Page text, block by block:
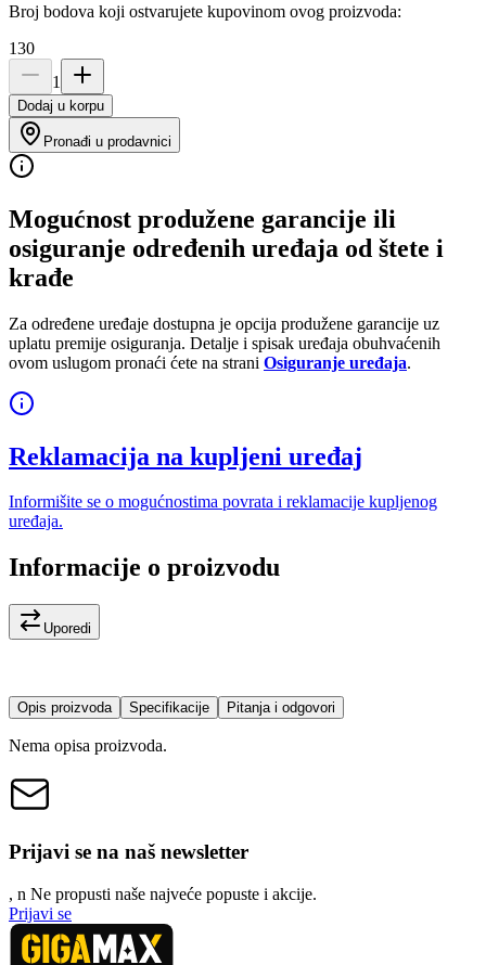
Broj bodova koji ostvarujete kupovinom ovog proizvoda:
130
1
Dodaj u korpu
Pronađi u prodavnici
Mogućnost produžene garancije ili
osiguranje određenih uređaja od štete i
krađe
Za određene uređaje dostupna je opcija produžene garancije uz
uplatu premije osiguranja. Detalje i spisak uređaja obuhvaćenih
ovom uslugom pronaći ćete na strani Osiguranje uređaja.
Reklamacija na kupljeni uređaj
Informišite se o mogućnostima povrata i reklamacije kupljenog
uređaja.
Informacije o proizvodu
Uporedi
Opis proizvoda Specifikacije Pitanja i odgovori
Nema opisa proizvoda.
Prijavi se na naš newsletter
, n Ne propusti naše najveće popuste i akcije.
Prijavi se